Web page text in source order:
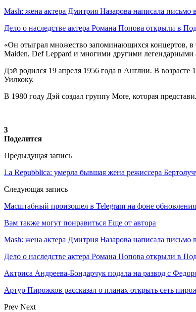
Mash: жена актера Дмитрия Назарова написала
Дело о наследстве актера Романа Попова открыли в
«Он отыграл множество запоминающихся концертов, в
Maiden, Def Leppard и многими другими легендарными
Дэй родился 19 апреля 1956 года в Англии. В
Уилкоку.
В 1980 году Дэй создал группу More, которая
3
Поделится
Предыдущая запись
La Repubblica: умерла бывшая жена режиссера
Следующая запись
Масштабный произошел в Telegram на фоне обновления
Вам также могут понравиться Еще от автора
Mash: жена актера Дмитрия Назарова написала
Дело о наследстве актера Романа Попова открыли в
Актриса Андреева-Бондарчук подала на развод с
Артур Пирожков рассказал о планах открыть сеть
Prev Next